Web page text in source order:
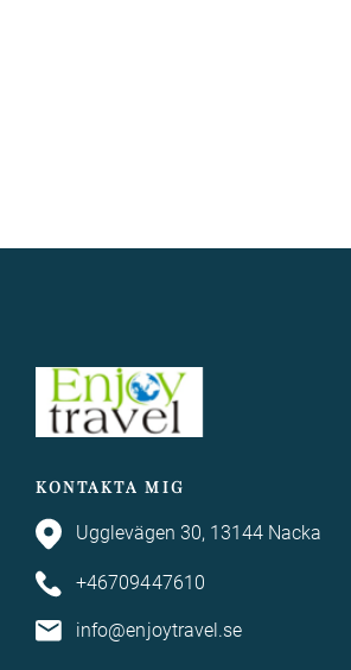
KONTAKTA MIG
Ugglevägen 30, 13144 Nacka
+46709447610
info@enjoytravel.se